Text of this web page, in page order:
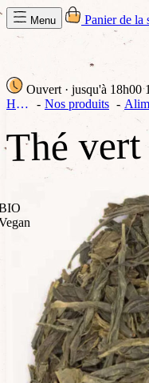
Menu Panier de la
Ouvert · jusqu'à 18h00
Home Nos produits
Thé